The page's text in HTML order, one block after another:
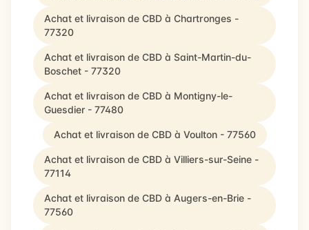
Achat et livraison de CBD à Chartronges -
77320
Achat et livraison de CBD à Saint-Martin-du-
Boschet - 77320
Achat et livraison de CBD à Montigny-le-
Guesdier - 77480
Achat et livraison de CBD à Voulton - 77560
Achat et livraison de CBD à Villiers-sur-Seine -
77114
Achat et livraison de CBD à Augers-en-Brie -
77560